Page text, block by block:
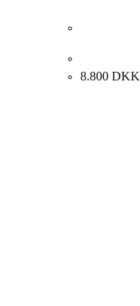
8.800 DKK